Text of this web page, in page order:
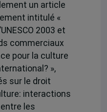
un article
intitulé «
2003 et
commerciaux
pour la culture
»,
sur le droit
interactions
les